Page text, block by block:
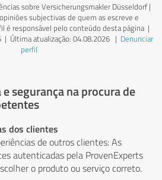
sobre Versicherungsmakler Düsseldorf |
subjectivas de quem as escreve e
é responsável pelo conteúdo desta página|
| Última atualização: 04.08.2026| Denunciar
perfil
segurança na procura de
dos clientes
de outros clientes: As
autenticadas pela ProvenExperts
o produto ou serviço correto.